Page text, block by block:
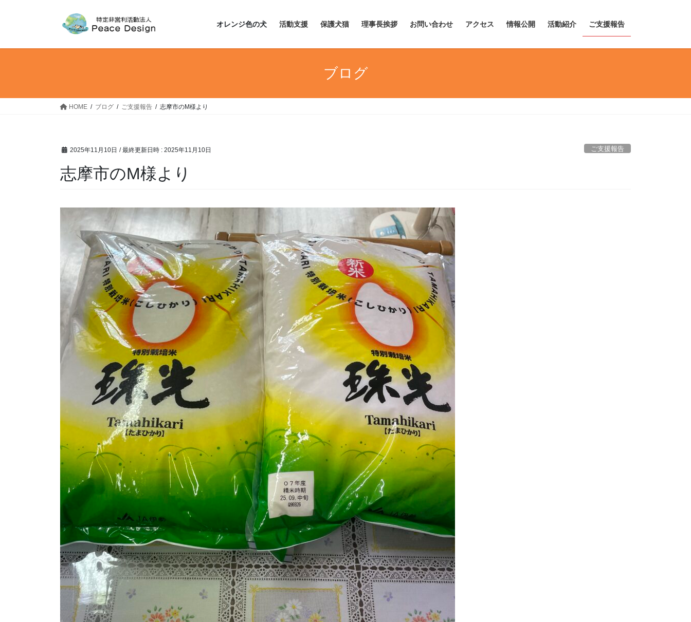
オレンジ色の犬 活動支援 保護犬猫 理事長挨拶 お問い合わせ アクセス 情報公開 活動紹介 ご支援報告
ブログ
HOME ブログ ご支援報告 志摩市のM様より
2025年11月10日 / 最終更新日時 : 2025年11月10日 ご支援報告
志摩市のM様より